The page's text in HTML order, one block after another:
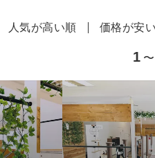
人気が高い順 価格が安
1 〜